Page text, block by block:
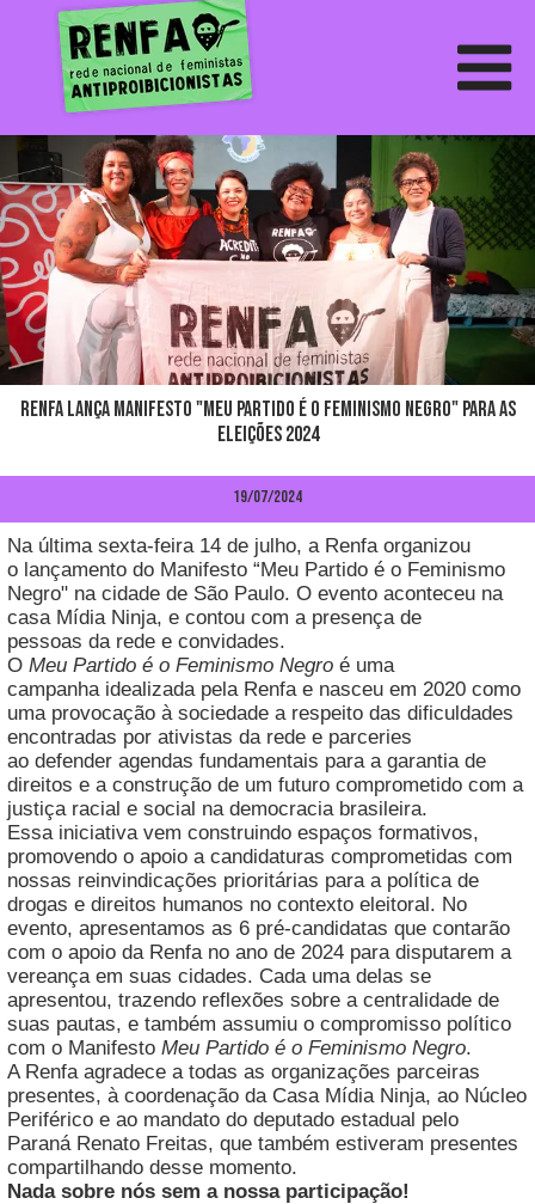
19/07/2024
RENFA lança manifesto "meu partido é o feminismo negro" para as
eleições 2024
Na última sexta-feira 14 de julho, a Renfa organizou
o lançamento do Manifesto “Meu Partido é o Feminismo
Negro" na cidade de São Paulo. O evento aconteceu na
casa Mídia Ninja, e contou com a presença de
pessoas da rede e convidades.
O Meu Partido é o Feminismo Negro é uma
campanha idealizada pela Renfa e nasceu em 2020 como
uma provocação à sociedade a respeito das dificuldades
encontradas por ativistas da rede e parceries
ao defender agendas fundamentais para a garantia de
direitos e a construção de um futuro comprometido com a
justiça racial e social na democracia brasileira.
Essa iniciativa vem construindo espaços formativos,
promovendo o apoio a candidaturas comprometidas com
nossas reinvindicações prioritárias para a política de
drogas e direitos humanos no contexto eleitoral. No
evento, apresentamos as 6 pré-candidatas que contarão
com o apoio da Renfa no ano de 2024 para disputarem a
vereança em suas cidades. Cada uma delas se
apresentou, trazendo reflexões sobre a centralidade de
suas pautas, e também assumiu o compromisso político
com o Manifesto Meu Partido é o Feminismo Negro.
A Renfa agradece a todas as organizações parceiras
presentes, à coordenação da Casa Mídia Ninja, ao Núcleo
Periférico e ao mandato do deputado estadual pelo
Paraná Renato Freitas, que também estiveram presentes
compartilhando desse momento.
Nada sobre nós sem a nossa participação!